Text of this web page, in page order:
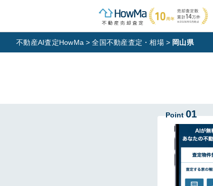
不動産AI査定HowMa > 全国不動産査定・相場 > 岡山県
Point 01